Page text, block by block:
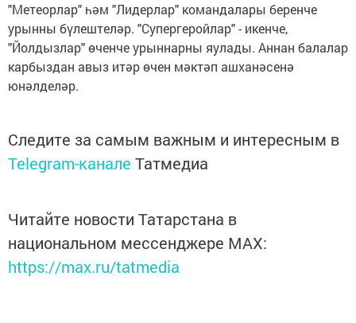
"Метеорлар" һәм "Лидерлар" командалары беренче
урынны бүлештеләр. "Супергеройлар" - икенче,
"Йолдызлар" өченче урыннарны яулады. Аннан балалар
карбыздан авыз итәр өчен мәктәп ашханәсенә
юнәлделәр.
Следите за самым важным и интересным в
Telegram-канале Татмедиа
Читайте новости Татарстана в
национальном мессенджере MАХ:
https://max.ru/tatmedia